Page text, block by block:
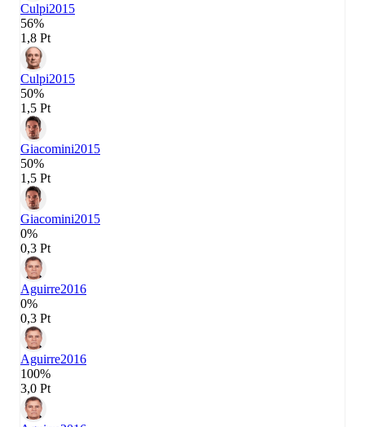
Culpi2015
56%
1,8 Pt
Culpi2015
50%
1,5 Pt
Giacomini2015
50%
1,5 Pt
Giacomini2015
0%
0,3 Pt
Aguirre2016
0%
0,3 Pt
Aguirre2016
100%
3,0 Pt